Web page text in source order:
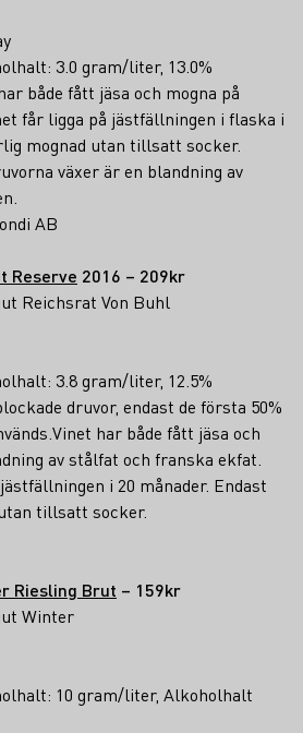
3.0 gram/liter, 13.0%
både fått jäsa och mogna på
får ligga på jästfällningen i flaska i
mognad utan tillsatt socker.
växer är en blandning av
AB
Reserve 2016 – 209kr
Reichsrat Von Buhl
3.8 gram/liter, 12.5%
druvor, endast de första 50%
har både fått jäsa och
av stålfat och franska ekfat.
i 20 månader. Endast
tillsatt socker.
Riesling Brut – 159kr
Winter
10 gram/liter, Alkoholhalt